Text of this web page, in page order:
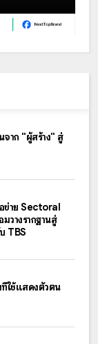
จาก "ผู้สร้าง" สู่
ข่าย Sectoral
วางรากฐานสู่
TBS
ใช้แสดงตัวตน